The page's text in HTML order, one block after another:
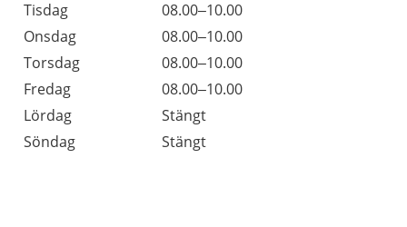
Tisdag
08.00–10.00
Onsdag
08.00–10.00
Torsdag
08.00–10.00
Fredag
08.00–10.00
Lördag
Stängt
Söndag
Stängt